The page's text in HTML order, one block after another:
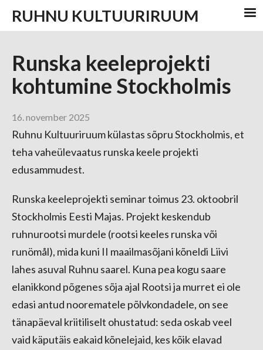
RUHNU KULTUURIRUUM
Runska keeleprojekti
kohtumine Stockholmis
16. november 2025
Ruhnu Kultuuriruum külastas sõpru Stockholmis, et
teha vaheülevaatus runska keele projekti
edusammudest.
Runska keeleprojekti seminar toimus 23. oktoobril
Stockholmis Eesti Majas. Projekt keskendub
ruhnurootsi murdele (rootsi keeles runska või
runömål), mida kuni II maailmasõjani kõneldi Liivi
lahes asuval Ruhnu saarel. Kuna pea kogu saare
elanikkond põgenes sõja ajal Rootsi ja murret ei ole
edasi antud noorematele põlvkondadele, on see
tänapäeval kriitiliselt ohustatud: seda oskab veel
vaid käputäis eakaid kõnelejaid, kes kõik elavad